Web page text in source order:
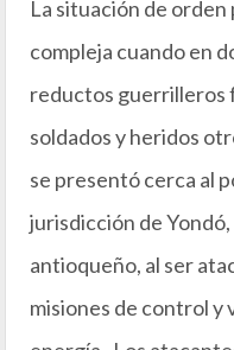
La situación de
compleja cuando en
reductos guerrilleros
soldados y heridos
se presentó cerca al
jurisdicción de
antioqueño, al ser
misiones de control y